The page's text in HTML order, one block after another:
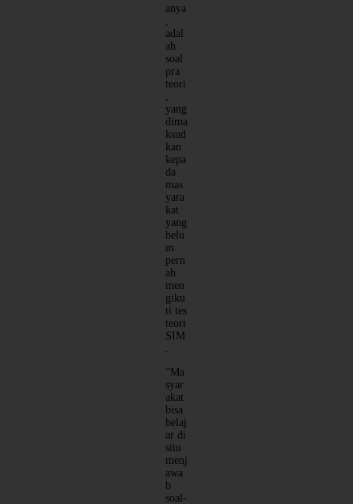
anya
adal
ah
soal
pra
teori
yang
dima
ksud
kan
kepa
da
mas
yara
kat
yang
belu
m
pern
ah
men
giku
ti tes
teori
SIM
“Ma
syar
akat
bisa
belaj
ar di
situ
menj
awa
b
soal-